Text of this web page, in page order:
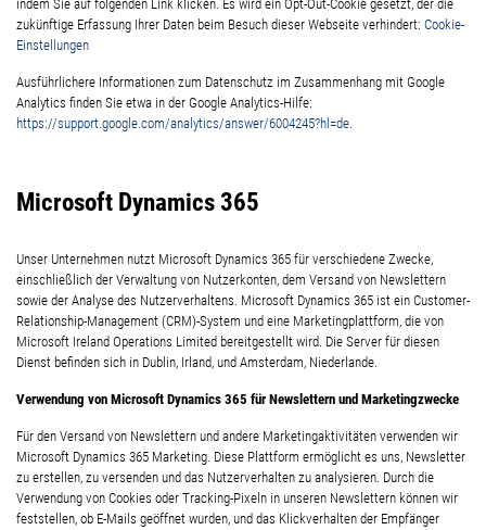
indem Sie auf folgenden Link klicken. Es wird ein Opt-Out-Cookie gesetzt, der die
zukünftige Erfassung Ihrer Daten beim Besuch dieser Webseite verhindert: Cookie-
Einstellungen
Ausführlichere Informationen zum Datenschutz im Zusammenhang mit Google
Analytics finden Sie etwa in der Google Analytics-Hilfe:
https://support.google.com/analytics/answer/6004245?hl=de.
Microsoft Dynamics 365
Unser Unternehmen nutzt Microsoft Dynamics 365 für verschiedene Zwecke,
einschließlich der Verwaltung von Nutzerkonten, dem Versand von Newslettern
sowie der Analyse des Nutzerverhaltens. Microsoft Dynamics 365 ist ein Customer-
Relationship-Management (CRM)-System und eine Marketingplattform, die von
Microsoft Ireland Operations Limited bereitgestellt wird. Die Server für diesen
Dienst befinden sich in Dublin, Irland, und Amsterdam, Niederlande.
Verwendung von Microsoft Dynamics 365 für Newslettern und Marketingzwecke
Für den Versand von Newslettern und andere Marketingaktivitäten verwenden wir
Microsoft Dynamics 365 Marketing. Diese Plattform ermöglicht es uns, Newsletter
zu erstellen, zu versenden und das Nutzerverhalten zu analysieren. Durch die
Verwendung von Cookies oder Tracking-Pixeln in unseren Newslettern können wir
feststellen, ob E-Mails geöffnet wurden, und das Klickverhalten der Empfänger